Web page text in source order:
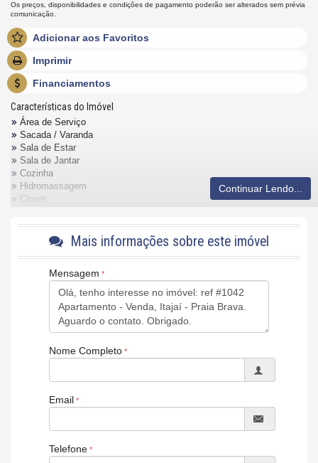
Os preços, disponibilidades e condições de pagamento poderão ser alterados sem prévia
comunicação.
Adicionar aos Favoritos
Imprimir
Financiamentos
Características do Imóvel
Área de Serviço
Sacada / Varanda
Sala de Estar
Sala de Jantar
Cozinha
Hidromassagem
Closet
Banheiro Social
Churrasqueira
Piso Porcelanato
Móveis Planejados
Características do Empreendimento
Sala de Jogos
Salão de Festas
Piscina
Playground
Elevador
Continuar Lendo...
Mais informações sobre este imóvel
Mensagem
Nome Completo
Email
Telefone